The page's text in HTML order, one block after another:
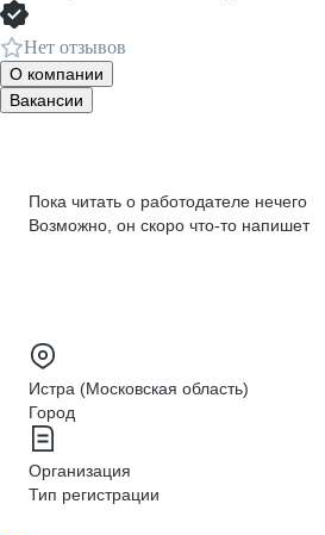
Нет отзывов
О компании
Вакансии
Пока читать о работодателе нечего
Возможно, он скоро что‑то напишет
Истра (Московская область)
Город
Организация
Тип регистрации